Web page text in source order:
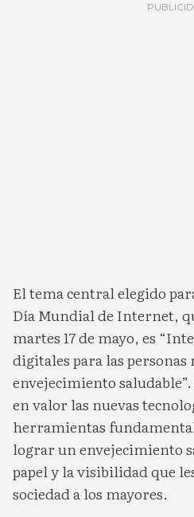
El tema central elegido
Día Mundial de Internet,
martes 17 de mayo, es
digitales para las personas
envejecimiento
en valor las nuevas
herramientas
lograr un envejecimiento
papel y la visibilidad que
sociedad a los mayores.